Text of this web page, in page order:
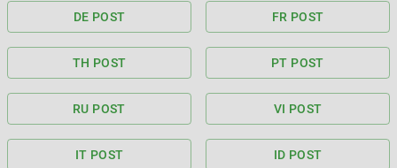
DE POST FR POST
TH POST PT POST
RU POST VI POST
IT POST ID POST